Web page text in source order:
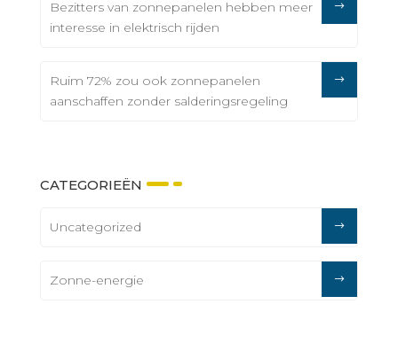
Bezitters van zonnepanelen hebben meer
interesse in elektrisch rijden
Ruim 72% zou ook zonnepanelen
aanschaffen zonder salderingsregeling
CATEGORIEËN
Uncategorized
Zonne-energie